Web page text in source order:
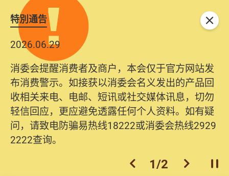
特別通告
2026.06.29
消委会提醒消费者及商户，本会仅于官方网站发
布消费警示。如接获以消委会名义发出的产品回
收相关来电、电邮、短讯或社交媒体讯息，切勿
轻信回应，更应避免透露任何个人资料。如有疑
问，请致电防骗易热线18222或消委会热线2929
2222查询。
上一个
1/2 下一个开
关闭